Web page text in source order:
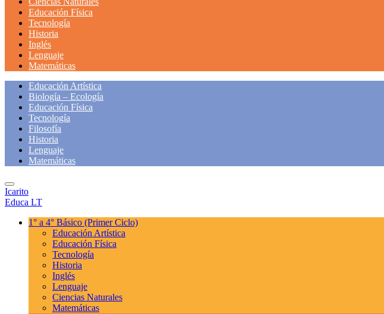
Educación Física
Tecnología
Historia
Inglés
Lenguaje
Matemáticas
Educación Artística
Biología – Ecología
Educación Física
Tecnología
Filosofía
Historia
Lenguaje
Matemáticas
Icarito
Educa LT
1° a 4° Básico (Primer Ciclo)
Educación Artística
Educación Física
Tecnología
Historia
Inglés
Lenguaje
Ciencias Naturales
Matemáticas